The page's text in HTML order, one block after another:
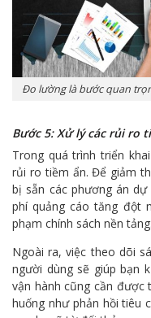
Đo lường là bước quan
Bước 5: Xử lý các rủi ro
Trong quá trình triển
rủi ro tiềm ẩn. Để giảm
bị sẵn các phương án
phí quảng cáo tăng đột
phạm chính sách nền tảng.
Ngoài ra, việc theo dõi
người dùng sẽ giúp bạn
vận hành cũng cần được
huống như phản hồi tiêu